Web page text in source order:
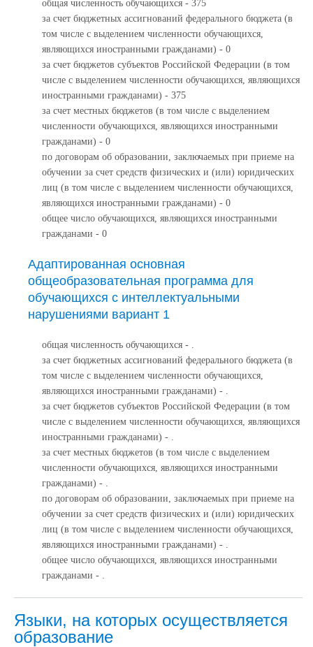
общая численность обучающихся - 375
за счет бюджетных ассигнований федерального бюджета (в
том числе с выделением численности обучающихся,
являющихся иностранными гражданами) - 0
за счет бюджетов субъектов Российской Федерации (в том
числе с выделением численности обучающихся, являющихся
иностранными гражданами) - 375
за счет местных бюджетов (в том числе с выделением
численности обучающихся, являющихся иностранными
гражданами) - 0
по договорам об образовании, заключаемых при приеме на
обучении за счет средств физических и (или) юридических
лиц (в том числе с выделением численности обучающихся,
являющихся иностранными гражданами) - 0
общее число обучающихся, являющихся иностранными
гражданами - 0
Адаптированная основная
общеобразовательная программа для
обучающихся с интеллектуальными
нарушениями вариант 1
общая численность обучающихся - .
за счет бюджетных ассигнований федерального бюджета (в
том числе с выделением численности обучающихся,
являющихся иностранными гражданами) - .
за счет бюджетов субъектов Российской Федерации (в том
числе с выделением численности обучающихся, являющихся
иностранными гражданами) - .
за счет местных бюджетов (в том числе с выделением
численности обучающихся, являющихся иностранными
гражданами) - .
по договорам об образовании, заключаемых при приеме на
обучении за счет средств физических и (или) юридических
лиц (в том числе с выделением численности обучающихся,
являющихся иностранными гражданами) - .
общее число обучающихся, являющихся иностранными
гражданами - .
Языки, на которых осуществляется
образование